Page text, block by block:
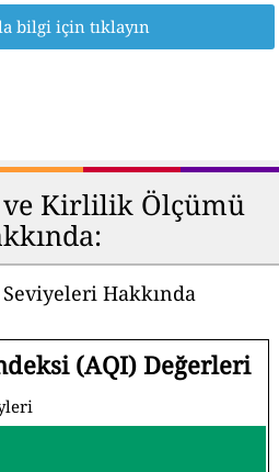
bilgi için tıklayın
Kirlilik Ölçümü
Hakkında
(AQI) Değerleri